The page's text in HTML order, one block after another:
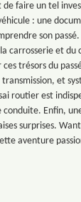
faire un tel
: une
son
carrosserie et du
trésors du
et
routier est
Enfin,
surprises.
aventure